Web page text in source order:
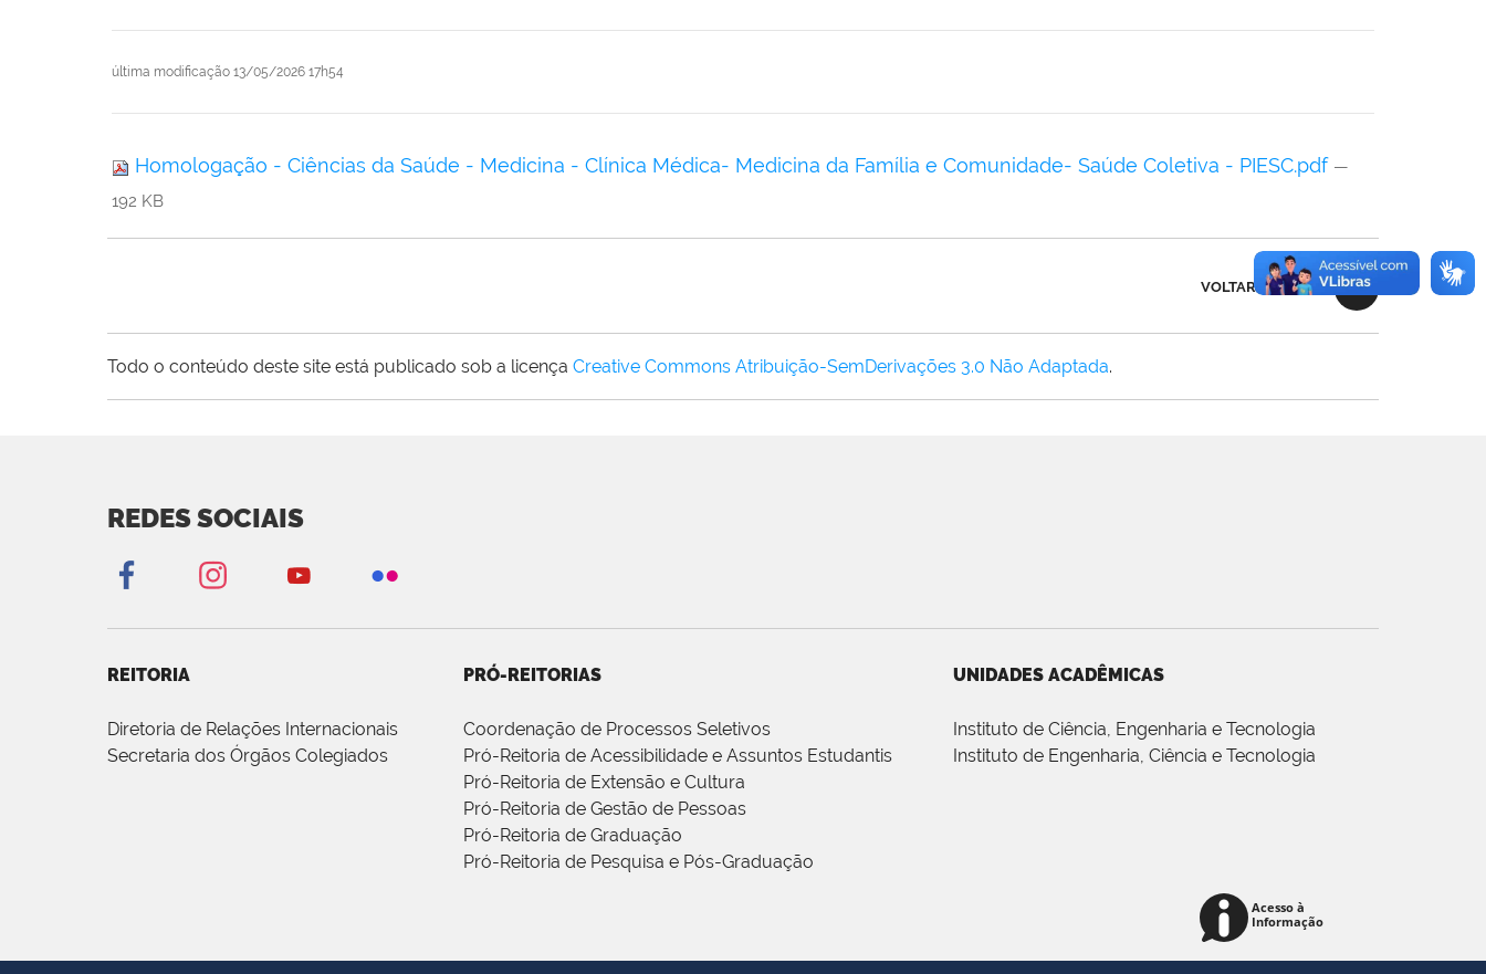
última modificação 13/05/2026 17h54
Homologação - Ciências da Saúde - Medicina - Clínica Médica- Medicina da Família e Comunidade- Saúde Coletiva - PIESC.pdf —
192 KB
VOLTAR AO TOPO
Todo o conteúdo deste site está publicado sob a licença Creative Commons Atribuição-SemDerivações 3.0 Não Adaptada.
REDES SOCIAIS
REITORIA
Diretoria de Relações Internacionais
Secretaria dos Órgãos Colegiados
PRÓ-REITORIAS
Coordenação de Processos Seletivos
Pró-Reitoria de Acessibilidade e Assuntos Estudantis
Pró-Reitoria de Extensão e Cultura
Pró-Reitoria de Gestão de Pessoas
Pró-Reitoria de Graduação
Pró-Reitoria de Pesquisa e Pós-Graduação
UNIDADES ACADÊMICAS
Instituto de Ciência, Engenharia e Tecnologia
Instituto de Engenharia, Ciência e Tecnologia